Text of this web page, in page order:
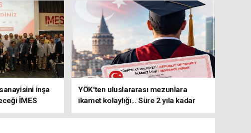
inşa
İMES
YÖK'ten uluslararası mezunlara
ikamet kolaylığı... Süre 2 yıla kadar
uzatılabilecek